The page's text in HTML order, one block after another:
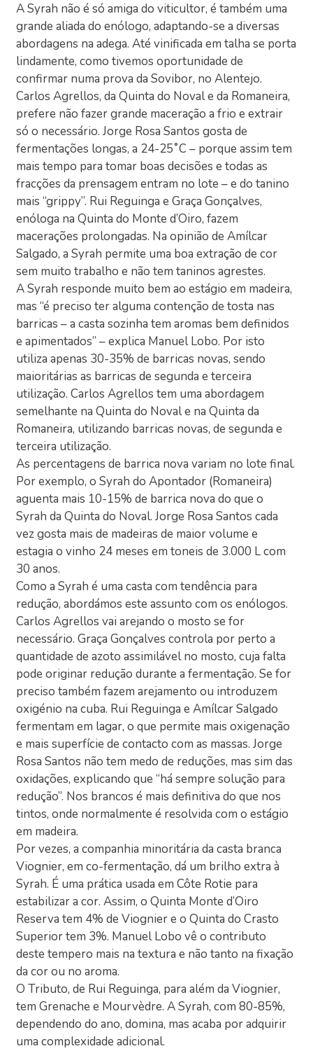
A Syrah não é só amiga do viticultor, é também uma
grande aliada do enólogo, adaptando-se a diversas
abordagens na adega. Até vinificada em talha se porta
lindamente, como tivemos oportunidade de
confirmar numa prova da Sovibor, no Alentejo.
Carlos Agrellos, da Quinta do Noval e da Romaneira,
prefere não fazer grande maceração a frio e extrair
só o necessário. Jorge Rosa Santos gosta de
fermentações longas, a 24-25˚C – porque assim tem
mais tempo para tomar boas decisões e todas as
fracções da prensagem entram no lote – e do tanino
mais “grippy”. Rui Reguinga e Graça Gonçalves,
enóloga na Quinta do Monte d’Oiro, fazem
macerações prolongadas. Na opinião de Amílcar
Salgado, a Syrah permite uma boa extração de cor
sem muito trabalho e não tem taninos agrestes.
A Syrah responde muito bem ao estágio em madeira,
mas “é preciso ter alguma contenção de tosta nas
barricas – a casta sozinha tem aromas bem definidos
e apimentados” – explica Manuel Lobo. Por isto
utiliza apenas 30-35% de barricas novas, sendo
maioritárias as barricas de segunda e terceira
utilização. Carlos Agrellos tem uma abordagem
semelhante na Quinta do Noval e na Quinta da
Romaneira, utilizando barricas novas, de segunda e
terceira utilização.
As percentagens de barrica nova variam no lote final.
Por exemplo, o Syrah do Apontador (Romaneira)
aguenta mais 10-15% de barrica nova do que o
Syrah da Quinta do Noval. Jorge Rosa Santos cada
vez gosta mais de madeiras de maior volume e
estagia o vinho 24 meses em toneis de 3.000 L com
30 anos.
Como a Syrah é uma casta com tendência para
redução, abordámos este assunto com os enólogos.
Carlos Agrellos vai arejando o mosto se for
necessário. Graça Gonçalves controla por perto a
quantidade de azoto assimilável no mosto, cuja falta
pode originar redução durante a fermentação. Se for
preciso também fazem arejamento ou introduzem
oxigénio na cuba. Rui Reguinga e Amílcar Salgado
fermentam em lagar, o que permite mais oxigenação
e mais superfície de contacto com as massas. Jorge
Rosa Santos não tem medo de reduções, mas sim das
oxidações, explicando que “há sempre solução para
redução”. Nos brancos é mais definitiva do que nos
tintos, onde normalmente é resolvida com o estágio
em madeira.
Por vezes, a companhia minoritária da casta branca
Viognier, em co-fermentação, dá um brilho extra à
Syrah. É uma prática usada em Côte Rotie para
estabilizar a cor. Assim, o Quinta Monte d’Oiro
Reserva tem 4% de Viognier e o Quinta do Crasto
Superior tem 3%. Manuel Lobo vê o contributo
deste tempero mais na textura e não tanto na fixação
da cor ou no aroma.
O Tributo, de Rui Reguinga, para além da Viognier,
tem Grenache e Mourvèdre. A Syrah, com 80-85%,
dependendo do ano, domina, mas acaba por adquirir
uma complexidade adicional.